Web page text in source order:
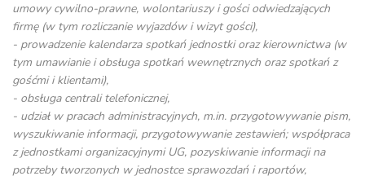
umowy cywilno-prawne, wolontariuszy i gości odwiedzających
firmę (w tym rozliczanie wyjazdów i wizyt gości),
- prowadzenie kalendarza spotkań jednostki oraz kierownictwa (w
tym umawianie i obsługa spotkań wewnętrznych oraz spotkań z
gośćmi i klientami),
- obsługa centrali telefonicznej,
- udział w pracach administracyjnych, m.in. przygotowywanie pism,
wyszukiwanie informacji, przygotowywanie zestawień; współpraca
z jednostkami organizacyjnymi UG, pozyskiwanie informacji na
potrzeby tworzonych w jednostce sprawozdań i raportów,